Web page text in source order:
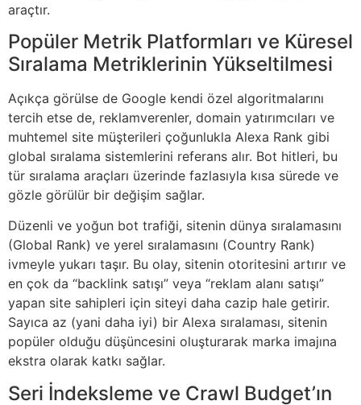
araçtır.
Popüler Metrik Platformları ve Küresel
Sıralama Metriklerinin Yükseltilmesi
Açıkça görülse de Google kendi özel algoritmalarını
tercih etse de, reklamverenler, domain yatırımcıları ve
muhtemel site müşterileri çoğunlukla Alexa Rank gibi
global sıralama sistemlerini referans alır. Bot hitleri, bu
tür sıralama araçları üzerinde fazlasıyla kısa sürede ve
gözle görülür bir değişim sağlar.
Düzenli ve yoğun bot trafiği, sitenin dünya sıralamasını
(Global Rank) ve yerel sıralamasını (Country Rank)
ivmeyle yukarı taşır. Bu olay, sitenin otoritesini artırır ve
en çok da “backlink satışı” veya “reklam alanı satışı”
yapan site sahipleri için siteyi daha cazip hale getirir.
Sayıca az (yani daha iyi) bir Alexa sıralaması, sitenin
popüler olduğu düşüncesini oluşturarak marka imajına
ekstra olarak katkı sağlar.
Seri İndeksleme ve Crawl Budget’ın